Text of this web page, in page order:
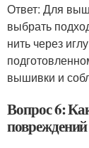
Ответ: Для
выбрать
нить через
вышивки и
Вопрос 6: